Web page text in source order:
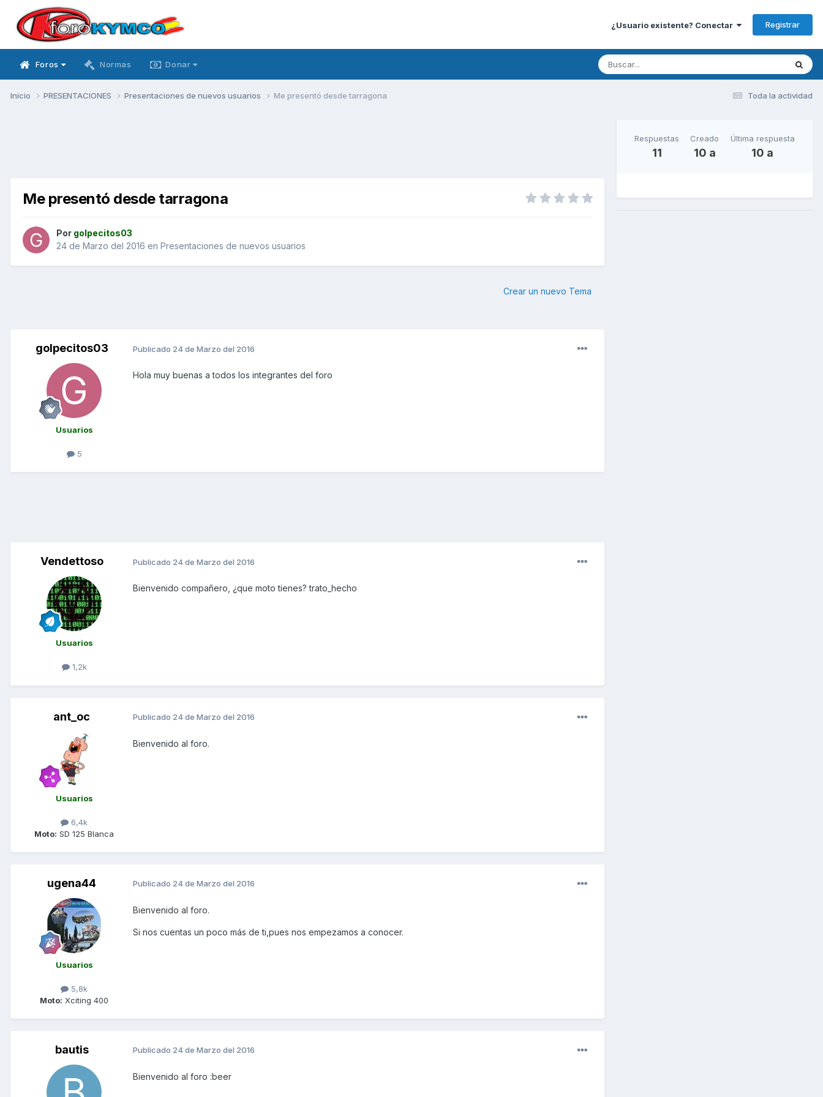
¿Usuario existente? Conectar Registrar
Foros Normas Donar
Toda la actividad
Inicio PRESENTACIONES Presentaciones de nuevos usuarios Me presentó desde tarragona
Me presentó desde tarragona
Por golpecitos03
24 de Marzo del 2016 en Presentaciones de nuevos usuarios
Crear un nuevo Tema
golpecitos03
Usuarios
5
Publicado 24 de Marzo del 2016
Hola muy buenas a todos los integrantes del foro
Vendettoso
Usuarios
1,2k
Publicado 24 de Marzo del 2016
Bienvenido compañero, ¿que moto tienes? trato_hecho
ant_oc
Usuarios
6,4k
Moto: SD 125 Blanca
Publicado 24 de Marzo del 2016
Bienvenido al foro.
ugena44
Usuarios
5,8k
Moto: Xciting 400
Publicado 24 de Marzo del 2016
Bienvenido al foro.
Si nos cuentas un poco más de ti,pues nos empezamos a conocer.
bautis Publicado 24 de Marzo del 2016
Bienvenido al foro :beer
Respuestas
11
Creado
10 a
Última respuesta
10 a